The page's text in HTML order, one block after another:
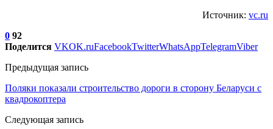
Источник: vc.ru
0 92
Поделится VKOK.ruFacebookTwitterWhatsAppTelegramViber
Предыдущая запись
Поляки показали строительство дороги в сторону Беларуси с
квадрокоптера
Следующая запись